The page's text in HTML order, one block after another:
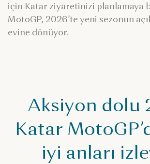
için Katar ziyaretinizi planlamaya
MotoGP, 2026’te yeni sezonun
evine dönüyor.
Aksiyon dolu
Katar
iyi anları